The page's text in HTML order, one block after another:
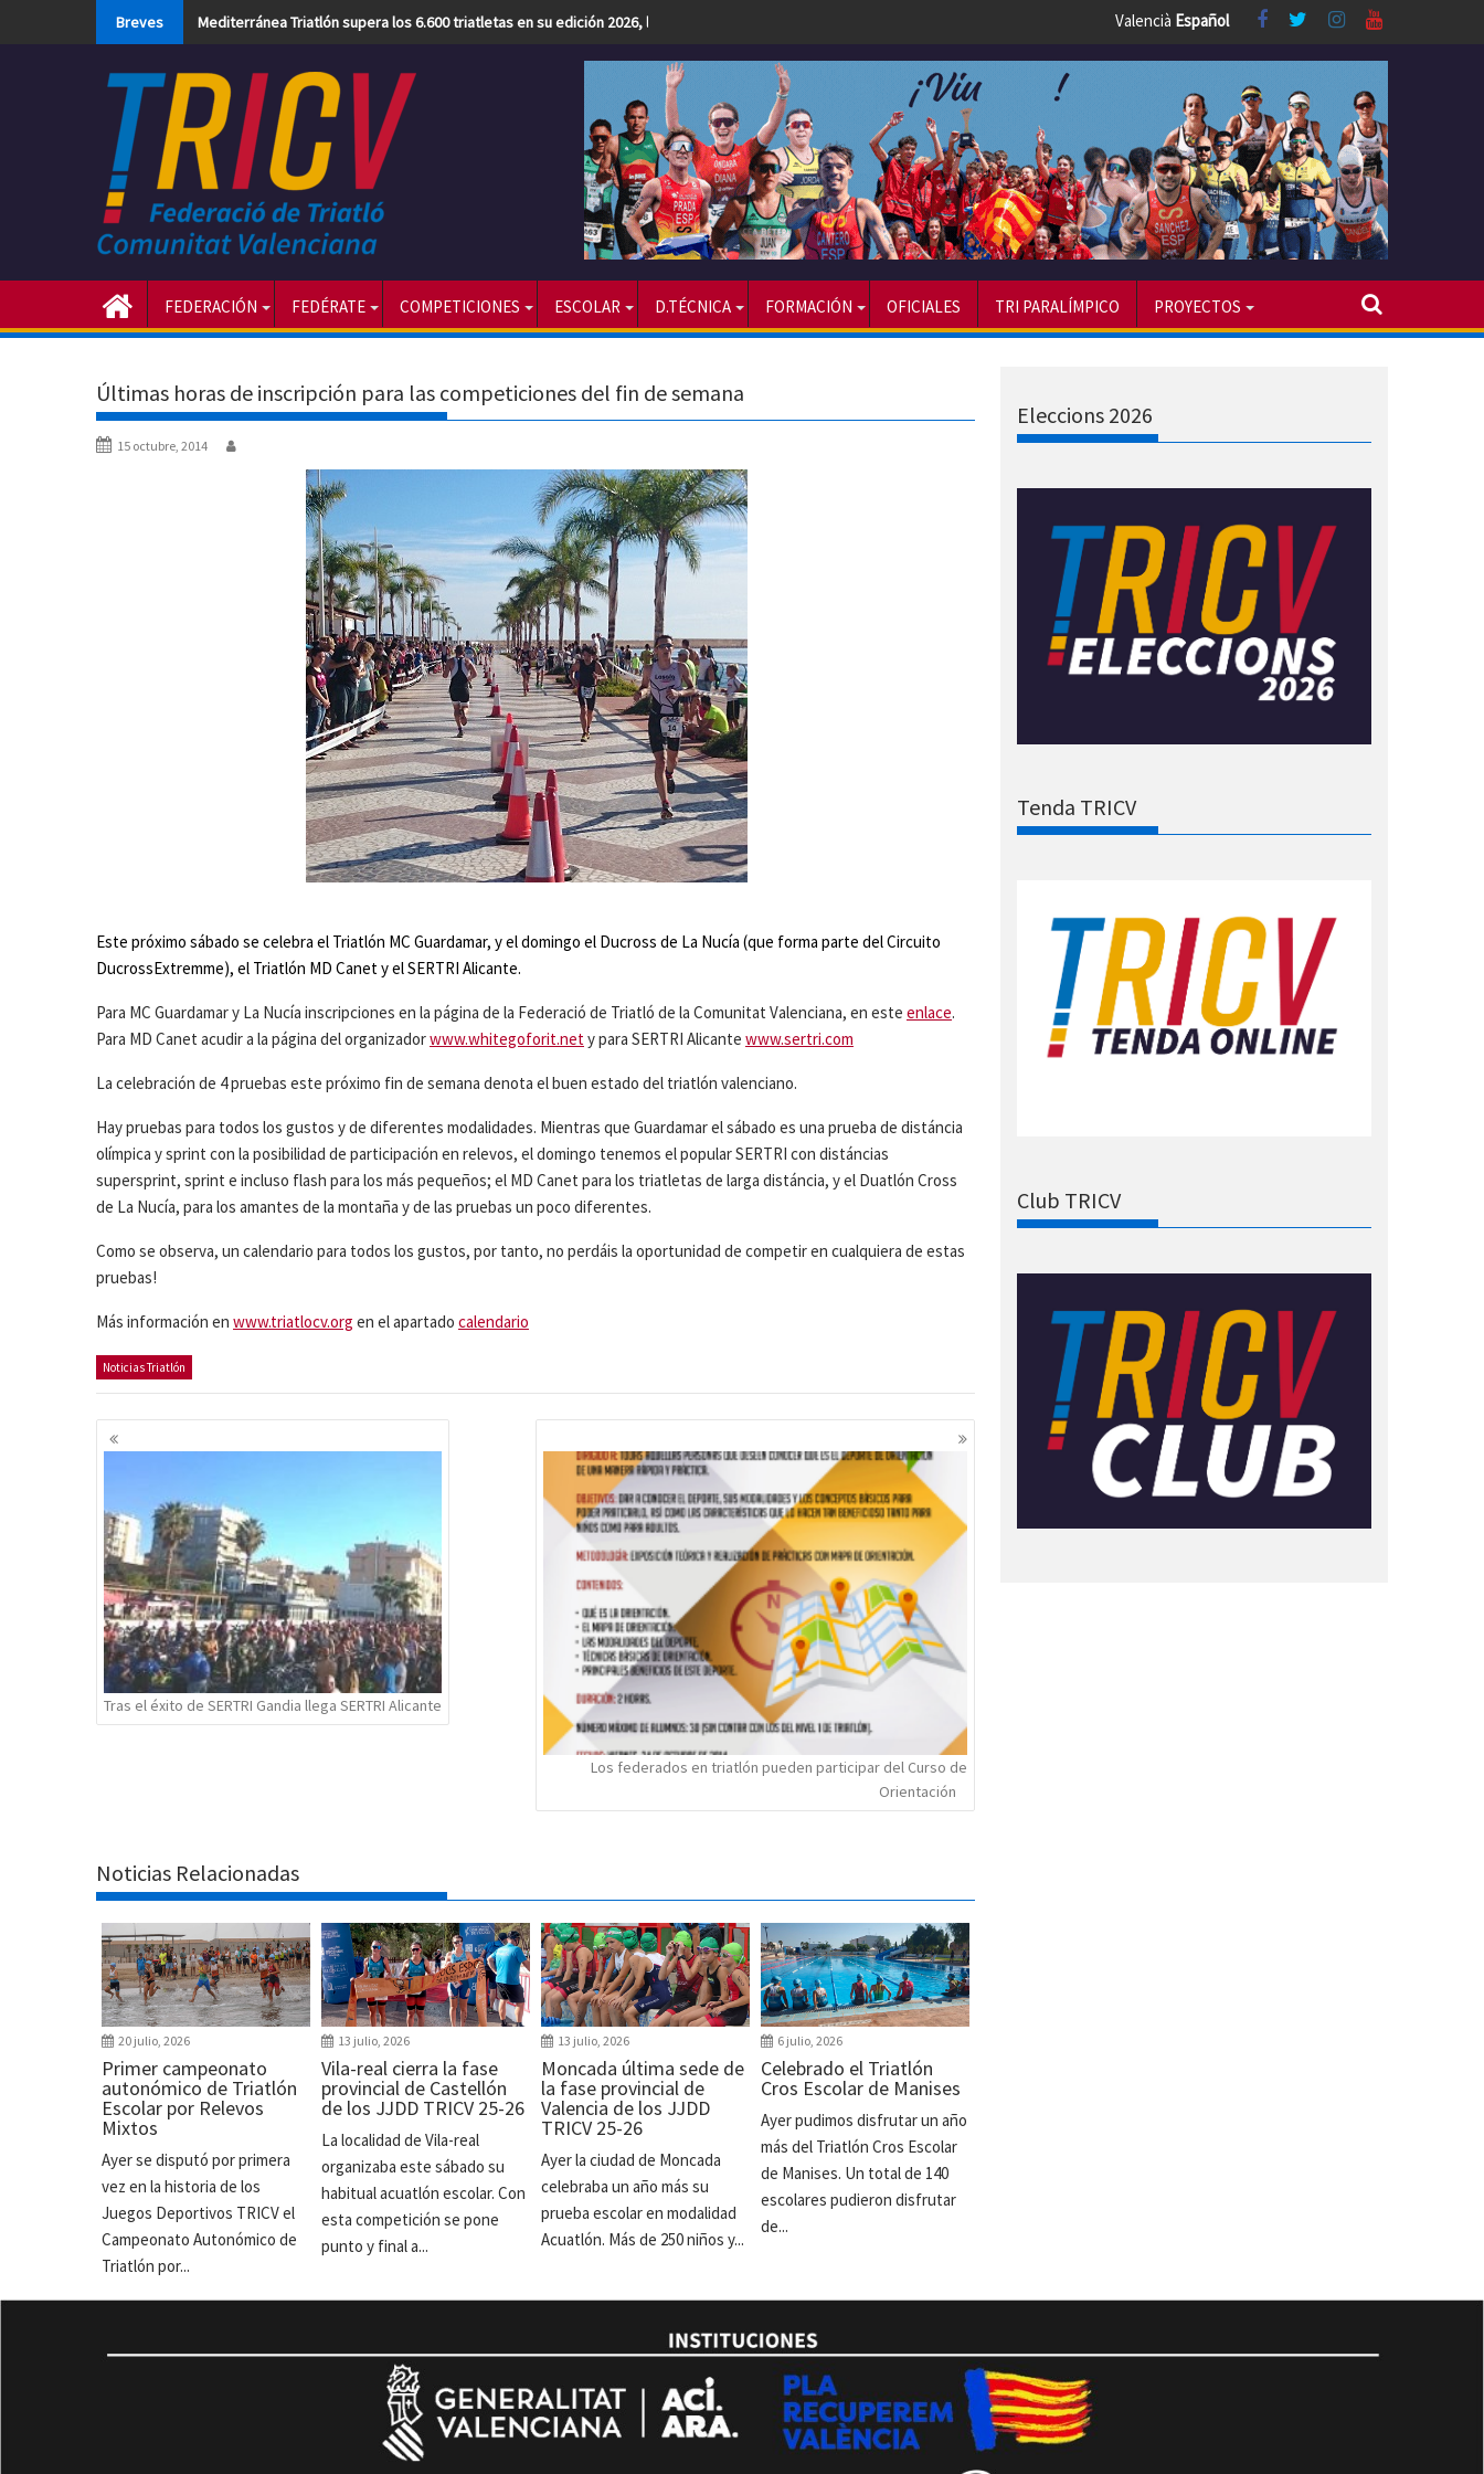
Breves Mediterránea Triatlón supera los 6.600 triatletas en su edición 2026, la más numerosa hasta la fecha Valencià Español
FEDERACIÓN FEDÉRATE COMPETICIONES ESCOLAR D.TÉCNICA FORMACIÓN OFICIALES TRI PARALÍMPICO PROYECTOS
Últimas horas de inscripción para las competiciones del fin de semana
15 octubre, 2014
Este próximo sábado se celebra el Triatlón MC Guardamar, y el domingo el Ducross de La Nucía (que forma parte del Circuito
DucrossExtremme), el Triatlón MD Canet y el SERTRI Alicante.
Para MC Guardamar y La Nucía inscripciones en la página de la Federació de Triatló de la Comunitat Valenciana, en este enlace.
Para MD Canet acudir a la página del organizadorwww.whitegoforit.nety para SERTRI Alicante www.sertri.com
La celebración de 4 pruebas este próximo fin de semana denota el buen estado del triatlón valenciano.
Hay pruebas para todos los gustos y de diferentes modalidades. Mientras que Guardamar el sábado es una prueba de distáncia
olímpica y sprint con la posibilidad de participación en relevos, el domingo tenemos el popular SERTRI con distáncias
supersprint, sprint e incluso flash para los más pequeños; el MD Canet para los triatletas de larga distáncia, y el Duatlón Cross
de La Nucía, para los amantes de la montaña y de las pruebas un poco diferentes.
Como se observa, un calendario para todos los gustos, por tanto, no perdáis la oportunidad de competir en cualquiera de estas
pruebas!
Más información en www.triatlocv.org en el apartado calendario
Noticias Triatlón
Navegación
de
Tras el éxito de SERTRI Gandia llega SERTRI Alicante
Los federados en triatlón pueden participar del Curso de
Orientación
Noticias Relacionadas
20 julio, 2026
Primer campeonato
autonómico de Triatlón
Escolar por Relevos
Mixtos
Ayer se disputó por primera
vez en la historia de los
Juegos Deportivos TRICV el
Campeonato Autonómico de
Triatlón por...
13 julio, 2026
Vila-real cierra la fase
provincial de Castellón
de los JJDD TRICV 25-26
La localidad de Vila-real
organizaba este sábado su
habitual acuatlón escolar. Con
esta competición se pone
punto y final a...
13 julio, 2026
Moncada última sede de
la fase provincial de
Valencia de los JJDD
TRICV 25-26
Ayer la ciudad de Moncada
celebraba un año más su
prueba escolar en modalidad
Acuatlón. Más de 250 niños y...
6 julio, 2026
Celebrado el Triatlón
Cros Escolar de Manises
Ayer pudimos disfrutar un año
más del Triatlón Cros Escolar
de Manises. Un total de 140
escolares pudieron disfrutar
de...
Eleccions 2026
Tenda TRICV
Club TRICV